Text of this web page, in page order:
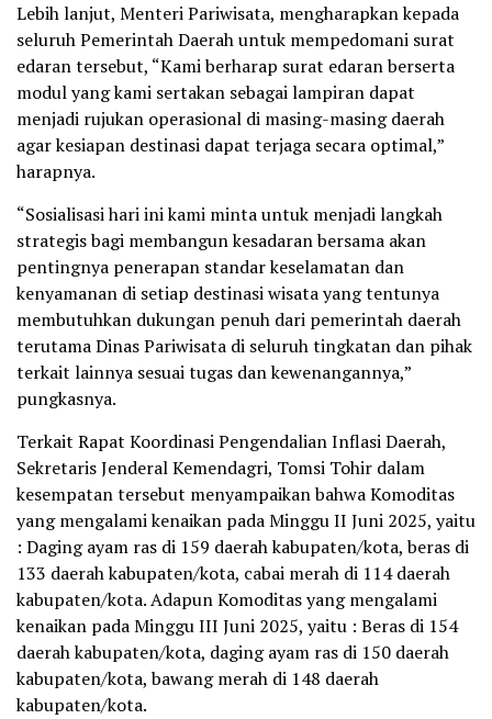
Lebih lanjut, Menteri Pariwisata, mengharapkan kepada
seluruh Pemerintah Daerah untuk mempedomani surat
edaran tersebut, “Kami berharap surat edaran berserta
modul yang kami sertakan sebagai lampiran dapat
menjadi rujukan operasional di masing-masing daerah
agar kesiapan destinasi dapat terjaga secara optimal,”
harapnya.
“Sosialisasi hari ini kami minta untuk menjadi langkah
strategis bagi membangun kesadaran bersama akan
pentingnya penerapan standar keselamatan dan
kenyamanan di setiap destinasi wisata yang tentunya
membutuhkan dukungan penuh dari pemerintah daerah
terutama Dinas Pariwisata di seluruh tingkatan dan pihak
terkait lainnya sesuai tugas dan kewenangannya,”
pungkasnya.
Terkait Rapat Koordinasi Pengendalian Inflasi Daerah,
Sekretaris Jenderal Kemendagri, Tomsi Tohir dalam
kesempatan tersebut menyampaikan bahwa Komoditas
yang mengalami kenaikan pada Minggu II Juni 2025, yaitu
: Daging ayam ras di 159 daerah kabupaten/kota, beras di
133 daerah kabupaten/kota, cabai merah di 114 daerah
kabupaten/kota. Adapun Komoditas yang mengalami
kenaikan pada Minggu III Juni 2025, yaitu : Beras di 154
daerah kabupaten/kota, daging ayam ras di 150 daerah
kabupaten/kota, bawang merah di 148 daerah
kabupaten/kota.